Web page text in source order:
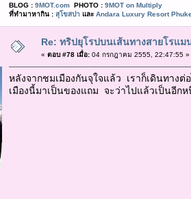
BLOG : 9MOT.comPHOTO : 9MOT on Multiply
ที่ทำมาหากิน : สุโขสปา และ Andara Luxury Resort
Re: ทริปยุโรปบนเส้นทางสายโรแม
« ตอบ #78 เมื่อ:04 กรกฎาคม 2555, 22:47:55 »
หลังจากชมเมืองกันจุใจแล้ว เราก็เดินทางต่
เมืองนี้มาเป็นของแถม จะว่าไปแล้วเป็นอีก